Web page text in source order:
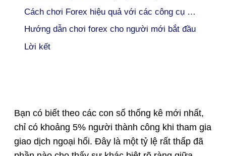
Cách chơi Forex hiệu quả với các công cụ miễn phí trên sàn Forex uy tín
Hướng dẫn chơi forex cho người mới bắt đầu
Lời kết
Bạn có biết theo các con số thống kê mới nhất,
chỉ có khoảng 5% người thành công khi tham gia
giao dịch ngoại hối. Đây là một tỷ lệ rất thấp đã